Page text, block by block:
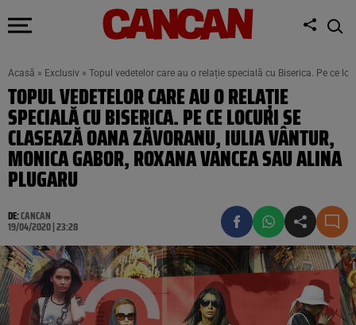
Acasă » Exclusiv » Topul vedetelor care au o relație specială cu Biserica. Pe ce
TOPUL VEDETELOR CARE AU O RELAȚIE
SPECIALĂ CU BISERICA. PE CE LOCURI SE
CLASEAZĂ OANA ZĂVORANU, IULIA VÂNTUR,
MONICA GABOR, ROXANA VANCEA SAU ALINA
PLUGARU
DE:CANCAN
19/04/2020 | 23:28